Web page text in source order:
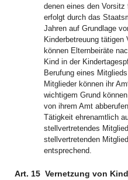
denen eines den Vorsitz
erfolgt durch das
Jahren auf Grundlage
Kinderbetreuung tätigen
können Elternbeiräte
Kind in der
Berufung eines
Mitglieder können ihr
wichtigem Grund
von ihrem Amt
Tätigkeit ehrenamtlich
stellvertretendes
stellvertretenden
entsprechend.
Art. 15 Vernetzung von